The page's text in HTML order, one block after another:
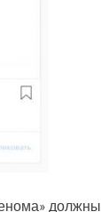
должны